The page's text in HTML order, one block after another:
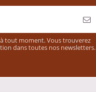
tout moment. Vous trouverez
dans toutes nos newsletters.